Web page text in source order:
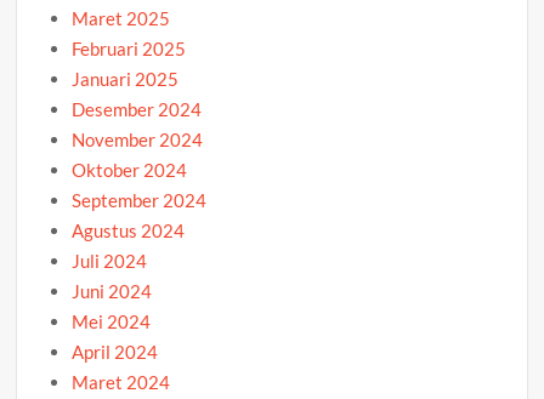
Maret 2025
Februari 2025
Januari 2025
Desember 2024
November 2024
Oktober 2024
September 2024
Agustus 2024
Juli 2024
Juni 2024
Mei 2024
April 2024
Maret 2024